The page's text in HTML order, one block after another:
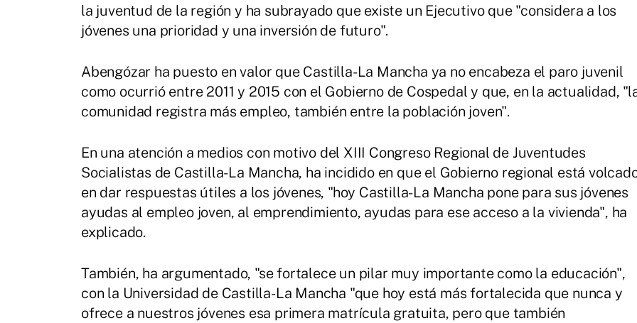
la juventud de la región y ha subrayado que existe un Ejecutivo que "considera a los
jóvenes una prioridad y una inversión de futuro".
Abengózar ha puesto en valor que Castilla-La Mancha ya no encabeza el paro juvenil
como ocurrió entre 2011 y 2015 con el Gobierno de Cospedal y que, en la actualidad,
comunidad registra más empleo, también entre la población joven".
En una atención a medios con motivo del XIII Congreso Regional de Juventudes
Socialistas de Castilla-La Mancha, ha incidido en que el Gobierno regional está
en dar respuestas útiles a los jóvenes, "hoy Castilla-La Mancha pone para sus jóvenes
ayudas al empleo joven, al emprendimiento, ayudas para ese acceso a la vivienda", ha
explicado.
También, ha argumentado, "se fortalece un pilar muy importante como la educación",
con la Universidad de Castilla-La Mancha "que hoy está más fortalecida que nunca y
ofrece a nuestros jóvenes esa primera matrícula gratuita, pero que también